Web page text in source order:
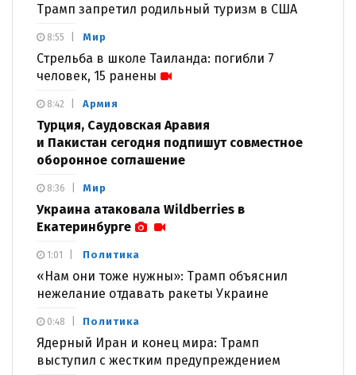
Трамп запретил родильный туризм в США
Мир
Стрельба в школе Таиланда: погибли 7
человек, 15 ранены
8:55
Армия
Турция, Саудовская Аравия
и Пакистан сегодня подпишут совместное
оборонное соглашение
8:42
Мир
Украина атаковала Wildberries в
Екатеринбурге
8:36
Политика
«Нам они тоже нужны»: Трамп объяснил
нежелание отдавать ракеты Украине
1:01
Политика
Ядерный Иран и конец мира: Трамп
выступил с жестким предупреждением
0:48